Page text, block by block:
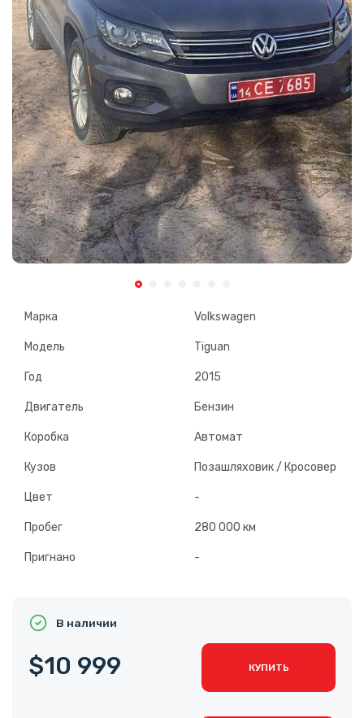
Марка Volkswagen
Модель Tiguan
Год 2015
Двигатель Бензин
Коробка Автомат
Кузов Позашляховик / Кросовер
Цвет -
Пробег 280 000 км
Пригнано -
В наличии
$10 999 КУПИТЬ